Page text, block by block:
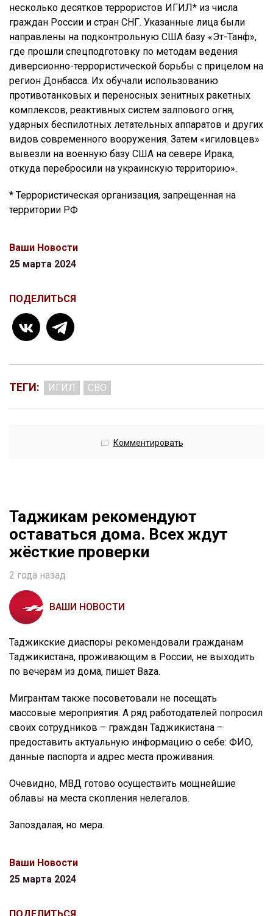
несколько десятков террористов ИГИЛ* из числа
граждан России и стран СНГ. Указанные лица были
направлены на подконтрольную США базу «Эт-Танф»,
где прошли спецподготовку по методам ведения
диверсионно-террористической борьбы с прицелом на
регион Донбасса. Их обучали использованию
противотанковых и переносных зенитных ракетных
комплексов, реактивных систем залпового огня,
ударных беспилотных летательных аппаратов и других
видов современного вооружения. Затем «игиловцев»
вывезли на военную базу США на севере Ирака,
откуда перебросили на украинскую территорию».
* Террористическая организация, запрещенная на
территории РФ
Ваши Новости
25 марта 2024
ПОДЕЛИТЬСЯ
ТЕГИ: ИГИЛ СВО
Комментировать
Таджикам рекомендуют
оставаться дома. Всех ждут
жёсткие проверки
2 года назад
ВАШИ НОВОСТИ
Таджикские диаспоры рекомендовали гражданам
Таджикистана, проживающим в России, не выходить
по вечерам из дома, пишет Baza.
Мигрантам также посоветовали не посещать
массовые мероприятия. А ряд работодателей попросил
своих сотрудников – граждан Таджикистана –
предоставить актуальную информацию о себе: ФИО,
данные паспорта и адрес места проживания.
Очевидно, МВД готово осуществить мощнейшие
облавы на места скопления нелегалов.
Запоздалая, но мера.
Ваши Новости
25 марта 2024